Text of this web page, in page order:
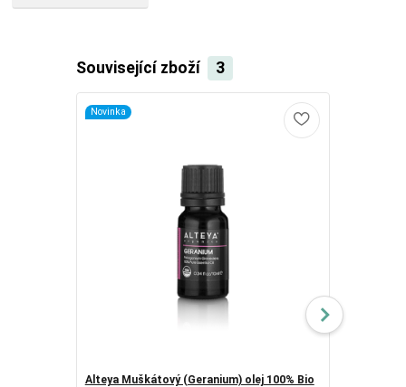
Související zboží 3
Novinka
Alteya Muškátový (Geranium) olej 100% Bio